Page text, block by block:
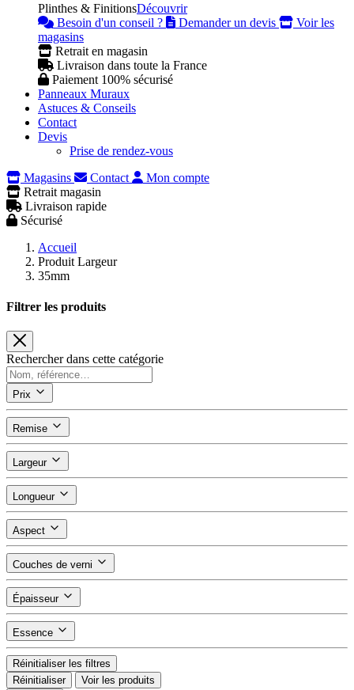
Plinthes & FinitionsDécouvrir
Besoin d'un conseil ?
Demander un devis
Voir les
magasins
Retrait en magasin
Livraison dans toute la France
Paiement 100% sécurisé
Panneaux Muraux
Astuces & Conseils
Contact
Devis
Prise de rendez-vous
Magasins
Contact
Mon compte
Retrait magasin
Livraison rapide
Sécurisé
Accueil
Produit Largeur
35mm
Filtrer les produits
Rechercher dans cette catégorie
Prix
Remise
Largeur
Longueur
Aspect
Couches de verni
Épaisseur
Essence
Réinitialiser les filtres
Réinitialiser
Voir les produits